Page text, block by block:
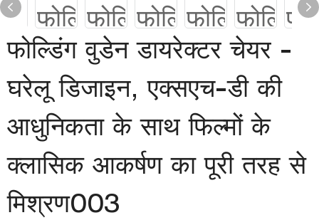
फोल्डिंग वुडेन डायरेक्टर चेयर -
घरेलू डिजाइन, एक्सएच-डी की
आधुनिकता के साथ फिल्मों के
क्लासिक आकर्षण का पूरी तरह से
मिश्रण003